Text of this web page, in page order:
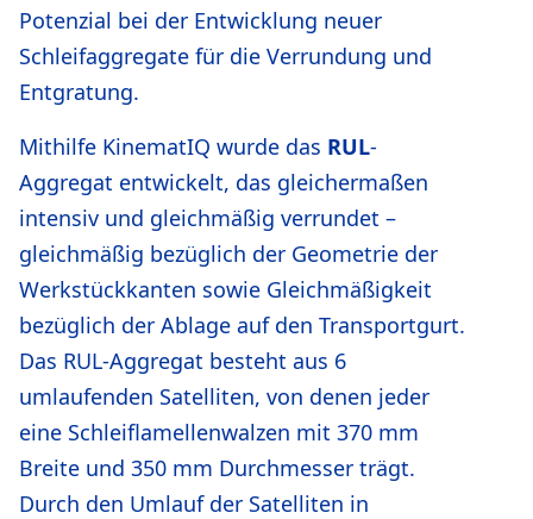
Potenzial bei der Entwicklung neuer
Schleifaggregate für die Verrundung und
Entgratung.
Mithilfe KinematIQ wurde das RUL-
Aggregat entwickelt, das gleichermaßen
intensiv und gleichmäßig verrundet –
gleichmäßig bezüglich der Geometrie der
Werkstückkanten sowie Gleichmäßigkeit
bezüglich der Ablage auf den Transportgurt.
Das RUL-Aggregat besteht aus 6
umlaufenden Satelliten, von denen jeder
eine Schleiflamellenwalzen mit 370 mm
Breite und 350 mm Durchmesser trägt.
Durch den Umlauf der Satelliten in